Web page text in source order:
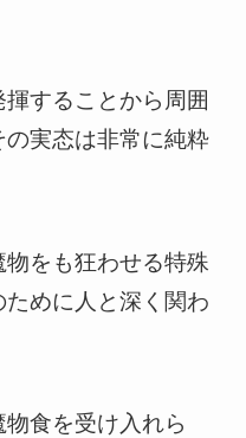
することから周囲
実态は非常に純粋
をも狂わせる特殊
めに人と深く関わ
食を受け入れら